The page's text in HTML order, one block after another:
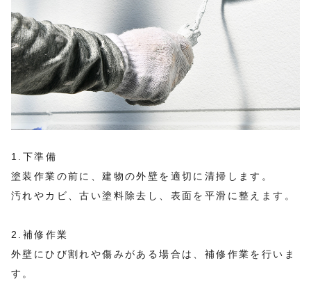
1.下準備
塗装作業の前に、建物の外壁を適切に清掃します。
汚れやカビ、古い塗料除去し、表面を平滑に整えます。
2.補修作業
外壁にひび割れや傷みがある場合は、補修作業を行いま
す。